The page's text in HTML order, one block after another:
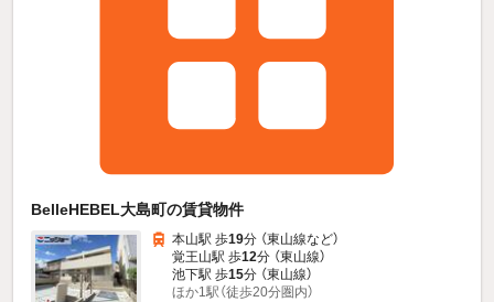
BelleHEBEL大島町の賃貸物件
本山駅 歩19分 （東山線など）
覚王山駅 歩12分 （東山線）
池下駅 歩15分 （東山線）
ほか1駅（徒歩20分圏内）